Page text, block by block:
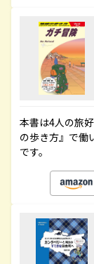
本書は4人の旅
の歩き方』で働
です。